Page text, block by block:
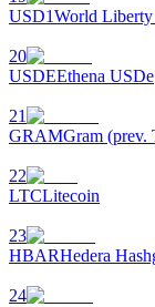
เรียนรู้
เรียนรู้เกี่ยว
Bitrue
พันธมิตร Bitrue
USD1World
20
USDEEthena USDe
21
GRAMGram (prev.
22
LTCLitecoin
23
HBARHedera
24